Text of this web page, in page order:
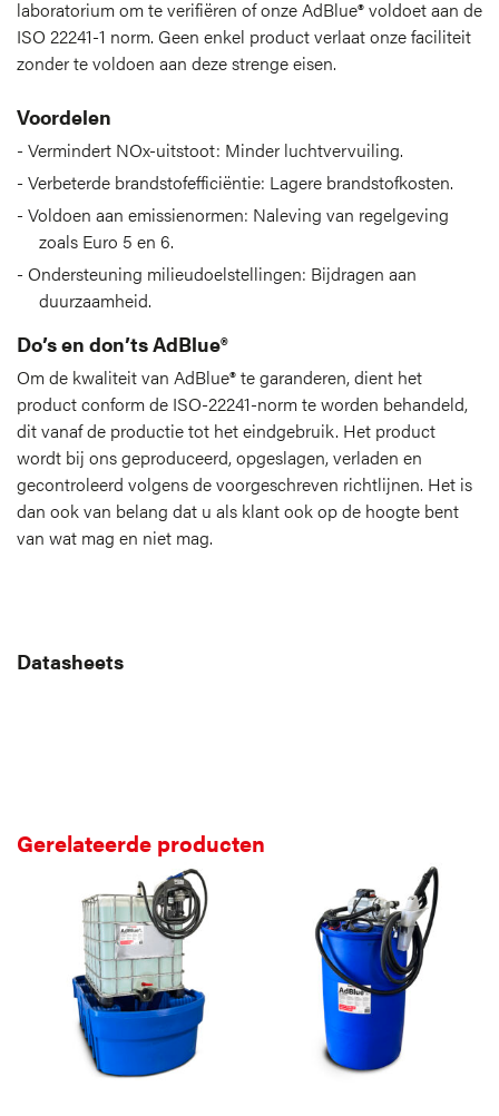
laboratorium om te verifiëren of onze AdBlue® voldoet aan de
ISO 22241-1 norm. Geen enkel product verlaat onze faciliteit
zonder te voldoen aan deze strenge eisen.
Voordelen
Vermindert NOx-uitstoot: Minder luchtvervuiling.
Verbeterde brandstofefficiëntie: Lagere brandstofkosten.
Voldoen aan emissienormen: Naleving van regelgeving
zoals Euro 5 en 6.
Ondersteuning milieudoelstellingen: Bijdragen aan
duurzaamheid.
Do’s en don’ts AdBlue®
Om de kwaliteit van AdBlue® te garanderen, dient het
product conform de ISO-22241-norm te worden behandeld,
dit vanaf de productie tot het eindgebruik. Het product
wordt bij ons geproduceerd, opgeslagen, verladen en
gecontroleerd volgens de voorgeschreven richtlijnen. Het is
dan ook van belang dat u als klant ook op de hoogte bent
van wat mag en niet mag.
Datasheets
Gerelateerde producten